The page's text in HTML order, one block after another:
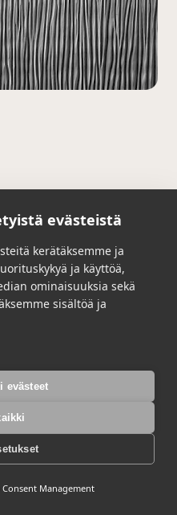
evästeistä
kerätäksemme ja
ja käyttöä,
ominaisuuksia sekä
sisältöä ja
evästeet
Management